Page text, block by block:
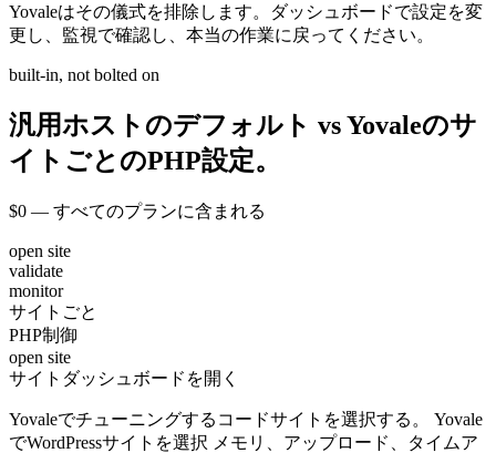
Yovaleはその儀式を排除します。ダッシュボードで設定を変
更し、監視で確認し、本当の作業に戻ってください。
built-in, not bolted on
汎用ホストのデフォルト vs Yovaleのサ
イトごとのPHP設定。
$0 — すべてのプランに含まれる
open site
validate
monitor
サイトごと
PHP制御
open site
サイトダッシュボードを開く
Yovaleでチューニングするコードサイトを選択する。 Yovale
でWordPressサイトを選択 メモリ、アップロード、タイムア